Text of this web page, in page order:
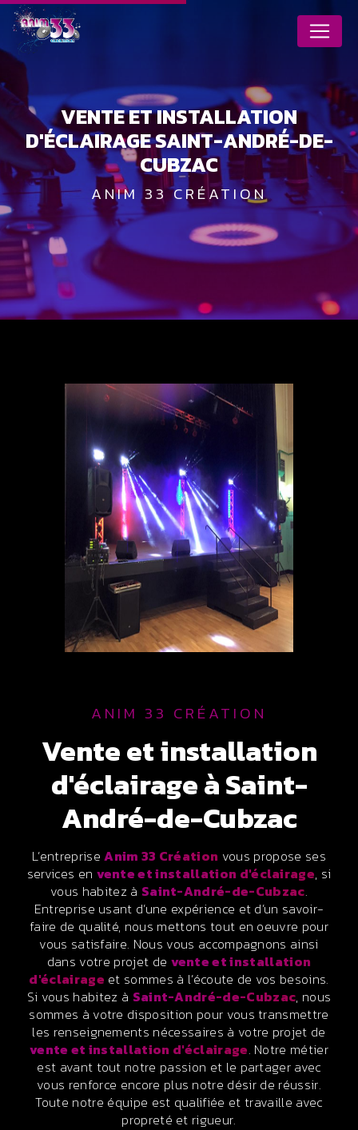
VENTE ET INSTALLATION
D'ÉCLAIRAGE SAINT-ANDRÉ-DE-
CUBZAC
ANIM 33 CRÉATION
ANIM 33 CRÉATION
vente et installation
d'éclairage à Saint-
André-de-Cubzac
L’entrepriseAnim 33 Création vous propose ses
services en vente et installation d'éclairage, si
vous habitez à Saint-André-de-Cubzac.
Entreprise usant d’une expérience et d’un savoir-
faire de qualité, nous mettons tout en oeuvre pour
vous satisfaire. Nous vous accompagnons ainsi
dans votre projet de vente et installation
d'éclairage et sommes à l’écoute de vos besoins.
Si vous habitez à Saint-André-de-Cubzac, nous
sommes à votre disposition pour vous transmettre
les renseignements nécessaires à votre projet de
vente et installation d'éclairage. Notre métier
est avant tout notre passion et le partager avec
vous renforce encore plus notre désir de réussir.
Toute notre équipe est qualifiée et travaille avec
propreté et rigueur.
Panneau de gestion des cookies